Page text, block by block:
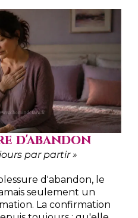
d'abandon
par partir »
d'abandon, le
seulement un
La confirmation